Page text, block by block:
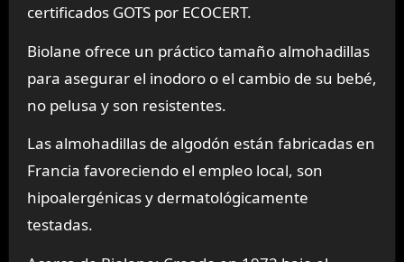
certificados GOTS por ECOCERT.
Biolane ofrece un práctico tamaño almohadillas
para asegurar el inodoro o el cambio de su bebé,
no pelusa y son resistentes.
Las almohadillas de algodón están fabricadas en
Francia favoreciendo el empleo local, son
hipoalergénicas y dermatológicamente
testadas.